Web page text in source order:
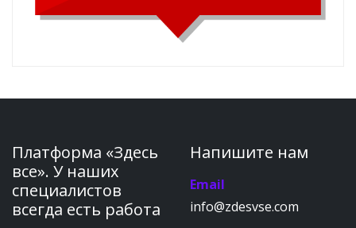
Платформа «Здесь
все». У наших
специалистов
всегда есть работа
Напишите нам
Email
info@zdesvse.com